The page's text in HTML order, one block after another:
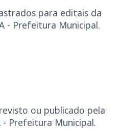
para editais da
- Prefeitura Municipal.
ou publicado pela
Prefeitura Municipal.